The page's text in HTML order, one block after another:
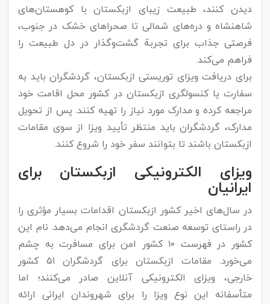
دیدن کنند، طبیعت زیبای ازبکستان با کوهستان‌های
شاهنشاه و دره‌های شمالی تا صحراهای خشک در جنوب،
فرصتی جذاب برای تجربة گشت‌وگذار در دل طبیعت را
فراهم می‌کند.
برای دریافت ویزای توریستی ازبکستان، گردشگران باید به
سفارت یا کنسولگری ازبکستان در کشور محل اقامت خود
مراجعه کرده و مدارک مورد نیاز را تهیه کنند. پس از تحویل
مدارک، گردشگران باید منتظر تأیید ویزا از سوی مقامات
ازبکستان باشند تا بتوانند سفر خود را شروع کنند.
ویزای الکترونیکی ازبکستان برای
ایرانیان
در سال‌های اخیر کشور ازبکستان اقدامات بسیار مؤثری را
در راستای توسعه صنعت گردشگری انجام می‌دهد. نام این
کشور در فهرست ۱۰ کشور امن برای مسافرت به چشم
می‌خورد. مقامات ازبکستان برای گردشگران ۵۱ کشور
خارجی، ویزای الکترونیکی آنلاین صادر می‌کنند؛ اما
متأسفانه این نوع ویزا را برای شهروندان ایرانی ارائه